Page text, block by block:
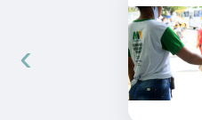
‹